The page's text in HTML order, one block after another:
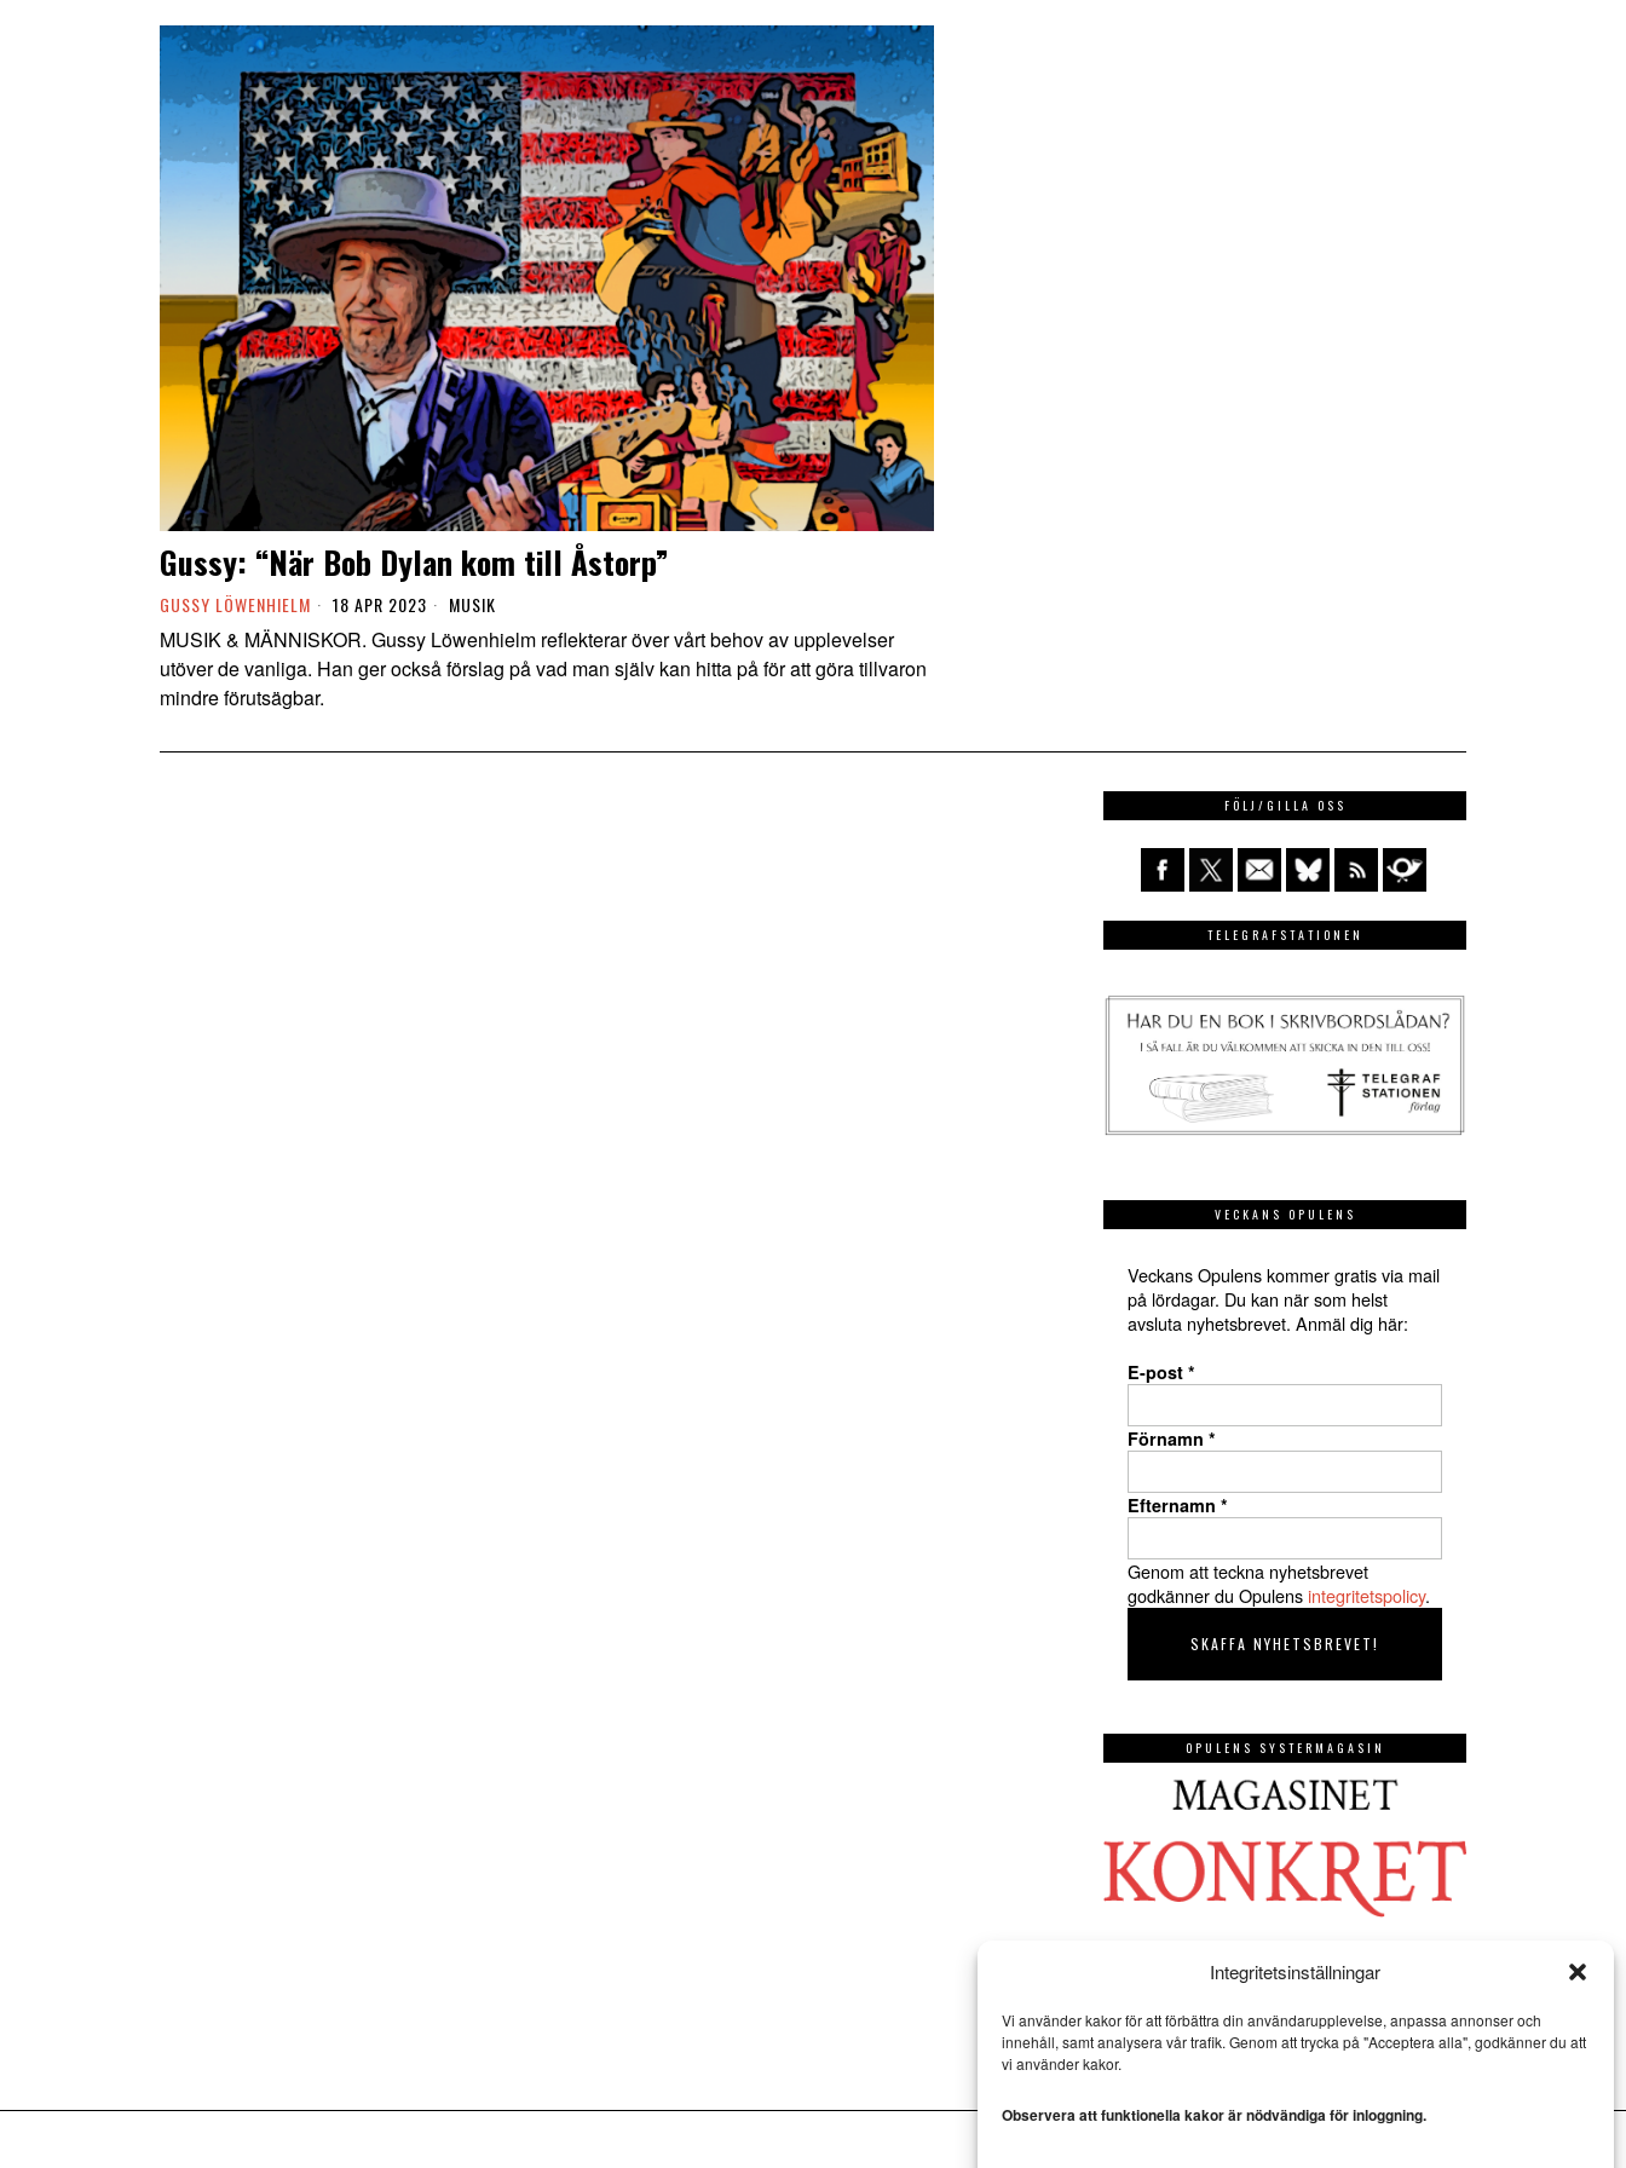
Integritetsinställningar
Vi använder kakor för att förbättra din användarupplevelse, anpassa annonser och
innehåll, samt analysera vår trafik. Genom att trycka på "Acceptera alla", godkänner du att
vi använder kakor.
Observera att funktionella kakor är nödvändiga för inloggning.
Gussy: “När Bob Dylan kom till Åstorp”
GUSSY LÖWENHIELM 18 APR 2023 MUSIK
MUSIK & MÄNNISKOR. Gussy Löwenhielm reflekterar över vårt behov av upplevelser
utöver de vanliga. Han ger också förslag på vad man själv kan hitta på för att göra tillvaron
mindre förutsägbar.
FÖLJ/GILLA OSS
TELEGRAFSTATIONEN
VECKANS OPULENS
Veckans Opulens kommer gratis via mail
på lördagar. Du kan när som helst
avsluta nyhetsbrevet. Anmäl dig här:
E-post *
Förnamn *
Efternamn *
Genom att teckna nyhetsbrevet
godkänner du Opulensintegritetspolicy.
OPULENS SYSTERMAGASIN